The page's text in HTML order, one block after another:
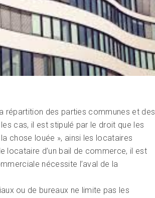
répartition des parties communes et des
cas, il est stipulé par le droit que les
chose louée », ainsi les locataires
locataire d’un bail de commerce, il est
nécessite l’aval de la
ou de bureaux ne limite pas les